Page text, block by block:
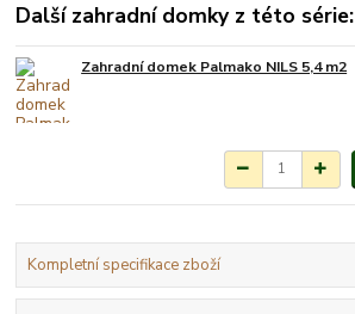
Další zahradní domky z této série:
Zahradní domek Palmako NILS 5,4 m2
Kompletní specifikace zboží